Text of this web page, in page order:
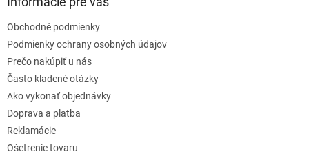
Obchodné podmienky
Podmienky ochrany osobných údajov
Prečo nakúpiť u nás
Často kladené otázky
Ako vykonať objednávky
Doprava a platba
Reklamácie
Ošetrenie tovaru